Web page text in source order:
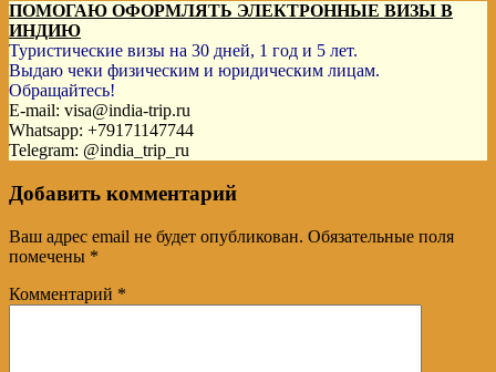
ПОМОГАЮ ОФОРМЛЯТЬ ЭЛЕКТРОННЫЕ ВИЗЫ В
ИНДИЮ
Туристические визы на 30 дней, 1 год и 5 лет.
Выдаю чеки физическим и юридическим лицам.
Обращайтесь!
E-mail: visa@india-trip.ru
Whatsapp: +79171147744
Telegram: @india_trip_ru
Добавить комментарий
Ваш адрес email не будет опубликован. Обязательные поля
помечены *
Комментарий *